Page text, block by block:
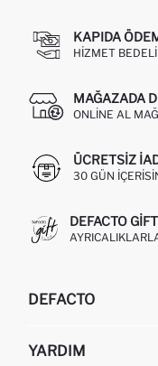
KAPIDA
HIZMET
MAĞAZADA
ONLINE AL
ÜCRETSIZ
30 GÜN
DEFACTO
DEFACTO
HAKKIMIZDA
YARDIM